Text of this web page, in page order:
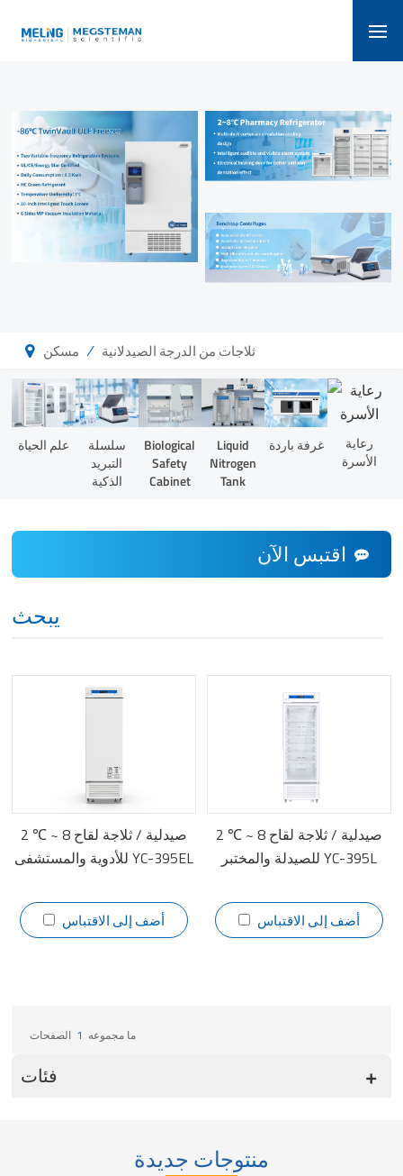
مسكن / ثلاجات من الدرجة الصيدلانية
علم الحياة
سلسلة
التبريد
الذكية
Biological
Safety
Cabinet
Liquid
Nitrogen
Tank
غرفة باردة
رعاية
الأسرة
اقتبس الآن
يبحث
2 ℃ ~ 8 صيدلية / ثلاجة لقاح
للأدوية والمستشفى YC-395EL
أضف إلى الاقتباس
2 ℃ ~ 8 صيدلية / ثلاجة لقاح
للصيدلة والمختبر YC-395L
أضف إلى الاقتباس
ما مجموعه 1 الصفحات
فئات
منتوجات جديدة